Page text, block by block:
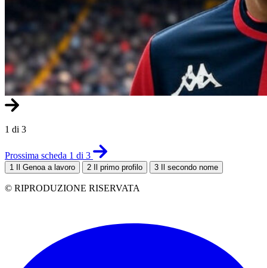
1 di 3
Prossima scheda 1 di 3
1 Il Genoa a lavoro 2 Il primo profilo 3 Il secondo nome
© RIPRODUZIONE RISERVATA